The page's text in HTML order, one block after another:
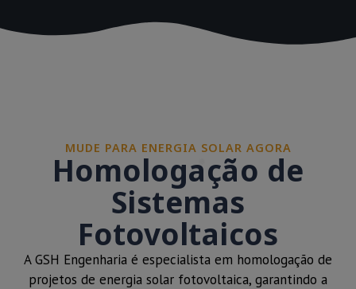
MUDE PARA ENERGIA SOLAR AGORA
Homologação de
Sistemas
Fotovoltaicos
A GSH Engenharia é especialista em homologação de
projetos de energia solar fotovoltaica, garantindo a